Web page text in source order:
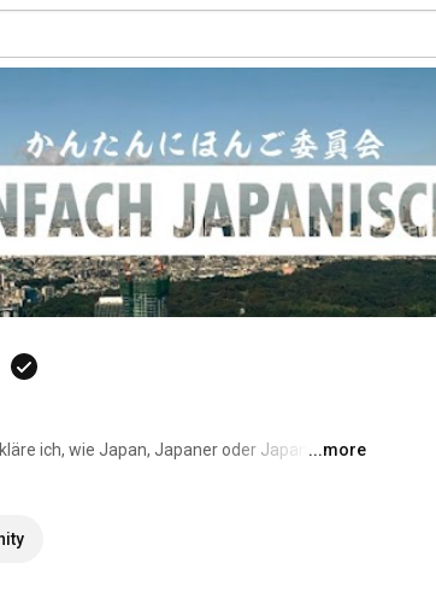
ich, wie Japan, Japaner oder Japanisch
den Kanal, wenn ihr euch für Insider-
...more